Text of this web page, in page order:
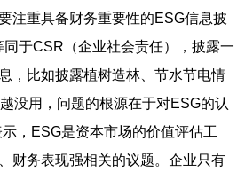
重具备财务重要性的ESG信息披
同于CSR（企业社会责任），披露一
，比如披露植树造林、节水节电情
没用，问题的根源在于对ESG的认
，ESG是资本市场的价值评估工
财务表现强相关的议题。企业只有